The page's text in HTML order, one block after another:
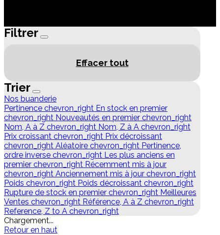
Filtrer
Effacer tout
Trier
Nos buanderie
Pertinence chevron_right En stock en premier
chevron_right Nouveautés en premier chevron_right
Nom, A à Z chevron_right Nom, Z à A chevron_right
Prix croissant chevron_right Prix décroissant
chevron_right Aléatoire chevron_right Pertinence,
ordre inverse chevron_right Les plus anciens en
premier chevron_right Récemment mis à jour
chevron_right Anciennement mis à jour chevron_right
Poids chevron_right Poids décroissant chevron_right
Rupture de stock en premier chevron_right Meilleures
Ventes chevron_right Référence, A à Z chevron_right
Reference, Z to A chevron_right
Chargement...
Retour en haut